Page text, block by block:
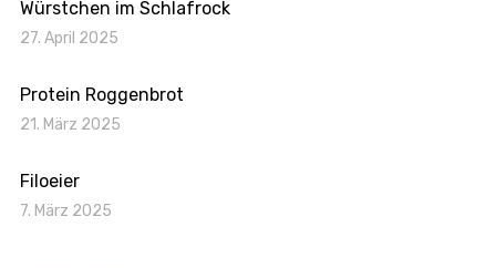
Würstchen im Schlafrock
27. April 2025
Protein Roggenbrot
21. März 2025
Filoeier
7. März 2025